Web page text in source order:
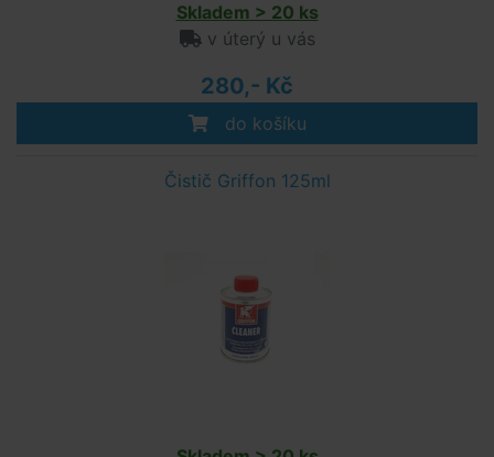
Skladem > 20 ks
v úterý u vás
280,- Kč
do košíku
Čistič Griffon 125ml